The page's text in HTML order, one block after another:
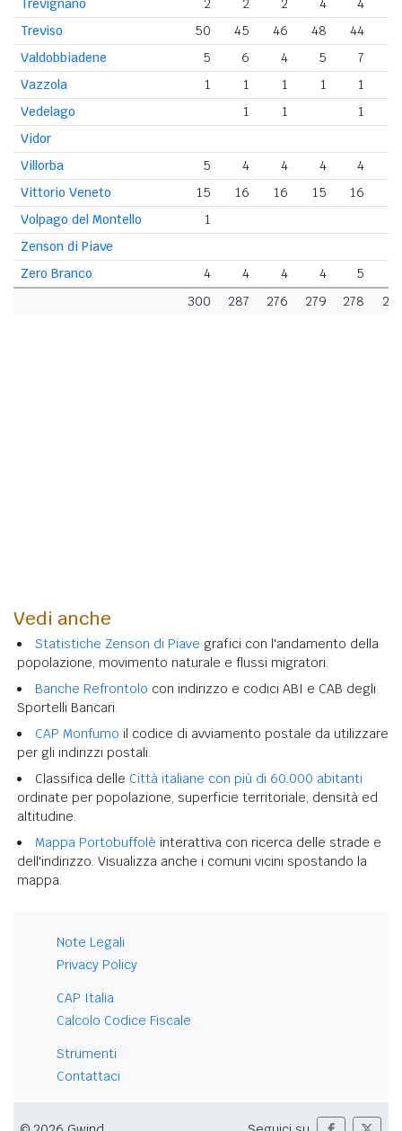
Trevignano
2 2 2 4 4
Treviso
50 45 46 48 44
Valdobbiadene
5 6 4 5 7
Vazzola
1 1 1 1 1
Vedelago
1 1
1
Vidor
Villorba
5 4 4 4 4
Vittorio Veneto
15 16 16 15 16
Volpago del Montello
1
Zenson di Piave
Zero Branco
4 4 4 4 5
300
287 276 279 278
Vedi anche
Statistiche Zenson di Piave grafici con l'andamento della
popolazione, movimento naturale e flussi migratori.
Banche Refrontolo con indirizzo e codici ABI e CAB degli
Sportelli Bancari.
CAP Monfumo il codice di avviamento postale da utilizzare
per gli indirizzi postali.
Classifica delle Città italiane con più di 60.000 abitanti
ordinate per popolazione, superficie territoriale, densità ed
altitudine.
Mappa Portobuffolè interattiva con ricerca delle strade e
dell'indirizzo. Visualizza anche i comuni vicini spostando la
mappa.
Note Legali
Privacy Policy
CAP Italia
Calcolo Codice Fiscale
Strumenti
Contattaci